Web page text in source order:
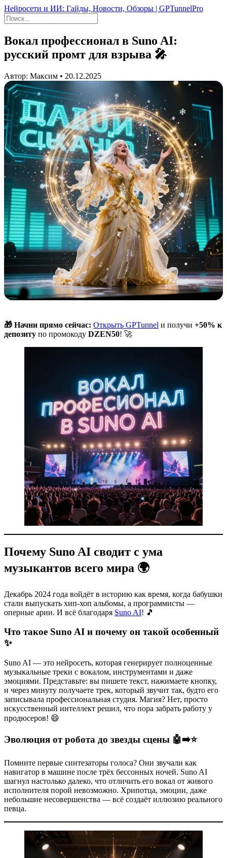
Нейросети и ИИ: Гайды, Новости, Обзоры | GPTunnelPro
Вокал профессионал в Suno AI:
русский промт для взрыва 🎤
Автор: Максим • 20.12.2025
🎁 Начни прямо сейчас: Открыть GPTunnel и получи +50% к
депозиту по промокоду DZEN50! 🚀
Почему Suno AI сводит с ума
музыкантов всего мира 🌍
Декабрь 2024 года войдёт в историю как время, когда бабушки
стали выпускать хип-хоп альбомы, а программисты —
оперные арии. И всё благодаря Suno AI! 🎵
Что такое Suno AI и почему он такой особенный
✨
Suno AI — это нейросеть, которая генерирует полноценные
музыкальные треки с вокалом, инструментами и даже
эмоциями. Представьте: вы пишете текст, нажимаете кнопку,
и через минуту получаете трек, который звучит так, будто его
записывала профессиональная студия. Магия? Нет, просто
искусственный интеллект решил, что пора забрать работу у
продюсеров! 😄
Эволюция от робота до звезды сцены 🤖➡️⭐
Помните первые синтезаторы голоса? Они звучали как
навигатор в машине после трёх бессонных ночей. Suno AI
шагнул настолько далеко, что отличить его вокал от живого
исполнителя порой невозможно. Хрипотца, эмоции, даже
небольшие несовершенства — всё создаёт иллюзию реального
певца.